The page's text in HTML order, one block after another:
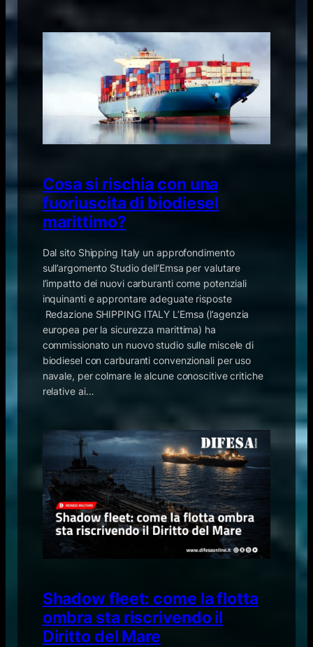
Cosa si rischia con una
fuoriuscita di biodiesel
marittimo?
Dal sito Shipping Italy un approfondimento
sull’argomento Studio dell’Emsa per valutare
l’impatto dei nuovi carburanti come potenziali
inquinanti e approntare adeguate risposte
Redazione SHIPPING ITALY L’Emsa (l’agenzia
europea per la sicurezza marittima) ha
commissionato un nuovo studio sulle miscele di
biodiesel con carburanti convenzionali per uso
navale, per colmare le alcune conoscitive critiche
relative ai…
Shadow fleet: come la flotta
ombra sta riscrivendo il
Diritto del Mare